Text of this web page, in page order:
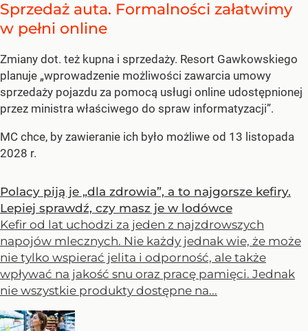
Sprzedaż auta. Formalności załatwimy
w pełni online
Zmiany dot. też kupna i sprzedaży. Resort Gawkowskiego
planuje „wprowadzenie możliwości zawarcia umowy
sprzedaży pojazdu za pomocą usługi online udostępnionej
przez ministra właściwego do spraw informatyzacji”.
MC chce, by zawieranie ich było możliwe od 13 listopada
2028 r.
Polacy piją je „dla zdrowia”, a to najgorsze kefiry.
Lepiej sprawdź, czy masz je w lodówce
Kefir od lat uchodzi za jeden z najzdrowszych
napojów mlecznych. Nie każdy jednak wie, że może
nie tylko wspierać jelita i odporność, ale także
wpływać na jakość snu oraz pracę pamięci. Jednak
nie wszystkie produkty dostępne na...